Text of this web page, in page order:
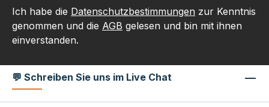
Ich habe die Datenschutzbestimmungen zur Kenntnis
genommen und die AGB gelesen und bin mit ihnen
einverstanden.
💬 Schreiben Sie uns im Live Chat